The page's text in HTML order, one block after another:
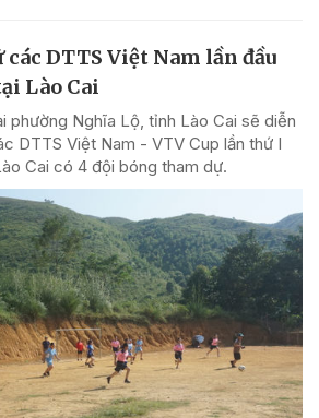
các DTTS Việt Nam lần đầu
Lào Cai
phường Nghĩa Lộ, tỉnh Lào Cai sẽ diễn
DTTS Việt Nam - VTV Cup lần thứ I
Cai có 4 đội bóng tham dự.